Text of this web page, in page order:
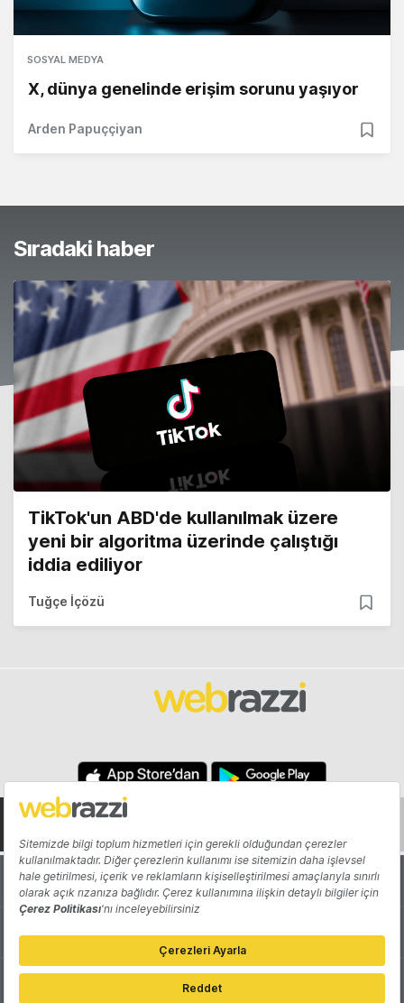
SOSYAL MEDYA
X, dünya genelinde erişim sorunu yaşıyor
Arden Papuççiyan
Sıradaki haber
TikTok'un ABD'de kullanılmak üzere
yeni bir algoritma üzerinde çalıştığı
iddia ediliyor
Tuğçe İçözü
Hakkında Yazarlar
Katkıda Bulun Reklam